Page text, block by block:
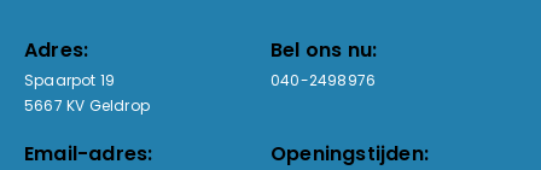
Adres:
Spaarpot 19
5667 KV Geldrop
Bel ons nu:
040-2498976
Email-adres: Openingstijden: